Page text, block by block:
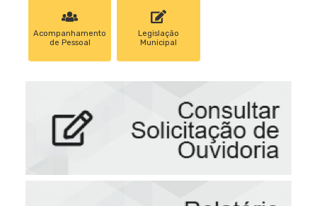
Acompanhamento
de Pessoal
Legislação
Municipal